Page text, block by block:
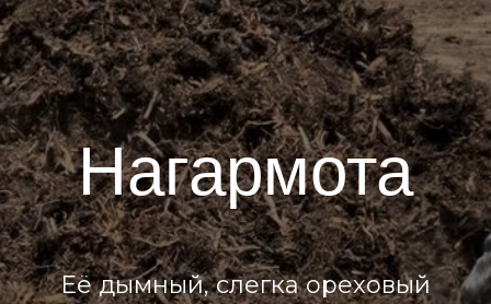
Нагармота
Её дымный, слегка ореховый